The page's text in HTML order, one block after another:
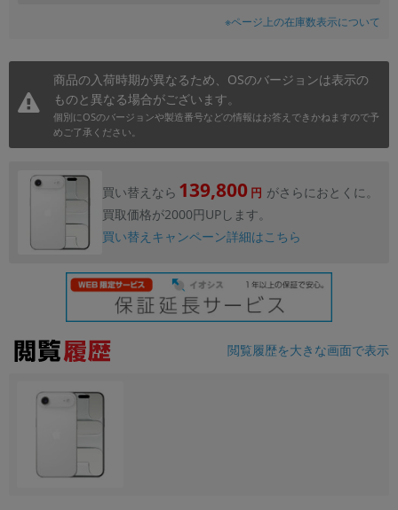
※ページ上の在庫数表示について
商品の入荷時期が異なるため、OSのバージョンは表示の
ものと異なる場合がございます。
個別にOSのバージョンや製造番号などの情報はお答えできかねますので予
めご了承ください。
買い替えなら 139,800 円 がさらにおとくに。
買取価格が2000円UPします。
買い替えキャンペーン詳細はこちら
閲覧履歴を大きな画面で表示